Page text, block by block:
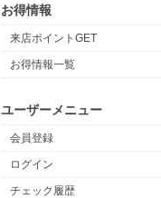
お得情報
来店ポイントGET
お得情報一覧
ユーザーメニュー
会員登録
ログイン
チェック履歴